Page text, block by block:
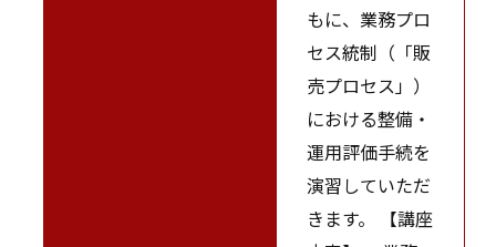
もに、業務プロ
セス統制（「販
売プロセス」）
における整備・
運用評価手続を
演習していただ
きます。 【講座